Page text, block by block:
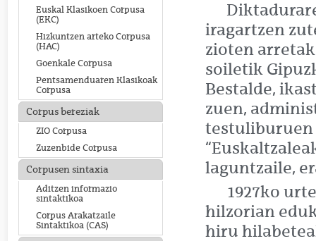
Euskal Klasikoen Corpusa
(EKC)
Hizkuntzen arteko Corpusa
(HAC)
Goenkale Corpusa
Pentsamenduaren Klasikoak
Corpusa
Corpus bereziak
ZIO Corpusa
Zuzenbide Corpusa
Corpusen sintaxia
Aditzen informazio
sintaktikoa
Corpus Arakatzaile
Sintaktikoa (CAS)
iragartzen
zioten
soiletik
Bestalde,
zuen,
testuliburuen
laguntzaile,
1927ko
hilzorian
hiru